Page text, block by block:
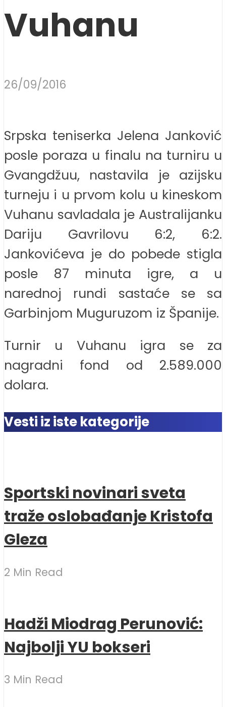
Vuhanu
26/09/2016
Srpska teniserka Jelena Janković
posle poraza u finalu na turniru u
Gvangdžuu, nastavila je azijsku
turneju i u prvom kolu u kineskom
Vuhanu savladala je Australijanku
Dariju Gavrilovu 6:2, 6:2.
Jankovićeva je do pobede stigla
posle 87 minuta igre, a u
narednoj rundi sastaće se sa
Garbinjom Muguruzom iz Španije.
Turnir u Vuhanu igra se za
nagradni fond od 2.589.000
dolara.
Vesti iz iste kategorije
Sportski novinari sveta
traže oslobađanje Kristofa
Gleza
2 Min Read
Hadži Miodrag Perunović:
Najbolji YU bokseri
3 Min Read